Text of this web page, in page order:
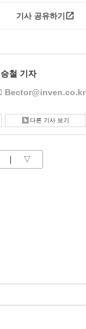
기사 공유하기
철 기자
Bector@inven.co.kr
다른 기사 보기
▽